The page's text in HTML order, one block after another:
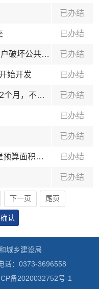
已办结
已办结
壹世界天御小区6号楼2单元1楼西户破坏公共墙体违建 已办结
始开发 已办结
捆绑收费，物业费预收周期超过12个月，不交费不开通暖气费 已办结
已办结
已办结
新乡金域世家开发商长期拖欠房屋预算面积与实际面积补差款 已办结
已办结
下一页 尾页
确认
城乡建设局
话：0373-3696558
备2020032752号-1